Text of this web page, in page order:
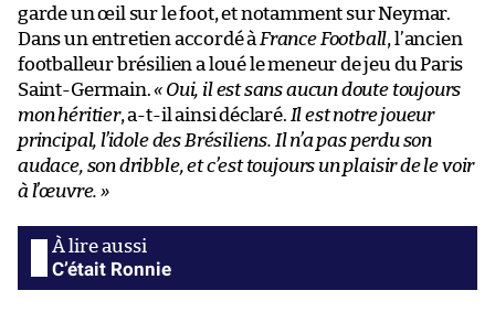
garde un œil sur le foot, et notamment sur Neymar.
Dans un entretien accordé à France Football, l’ancien
footballeur brésilien a loué le meneur de jeu du Paris
Saint-Germain.« Oui, il est sans aucun doute toujours
mon héritier, a-t-il ainsi déclaré. Il est notre joueur
principal, l’idole des Brésiliens. Il n’a pas perdu son
audace, son dribble, et c’est toujours un plaisir de le voir
à l’œuvre. »
C’était Ronnie